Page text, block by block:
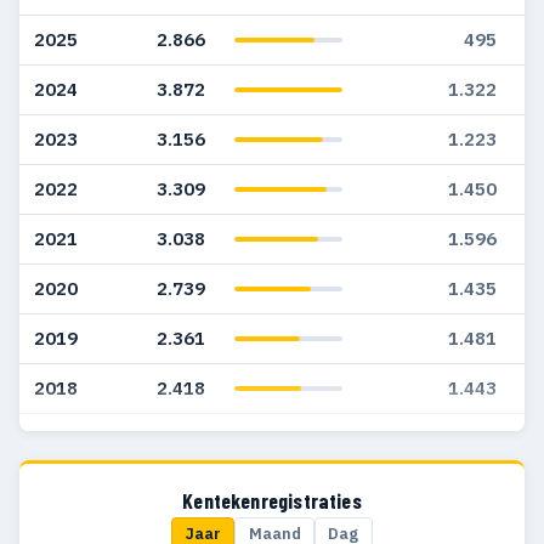
2025 2.866 495
2024 3.872 1.322
2023 3.156 1.223
2022 3.309 1.450
2021 3.038 1.596
2020 2.739 1.435
2019 2.361 1.481
2018 2.418 1.443
2017 1.975 1.205
2.121
Kentekenregistraties
Jaar Maand Dag